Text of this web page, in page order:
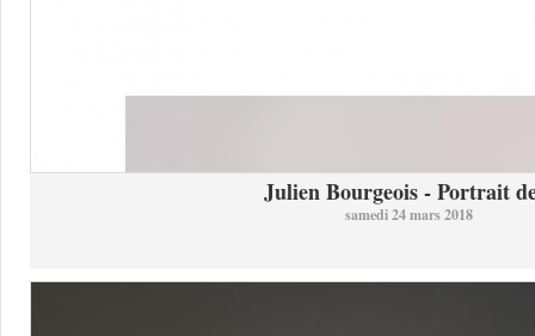
Julien Bourgeois - Portrait
samedi 24 mars 2018